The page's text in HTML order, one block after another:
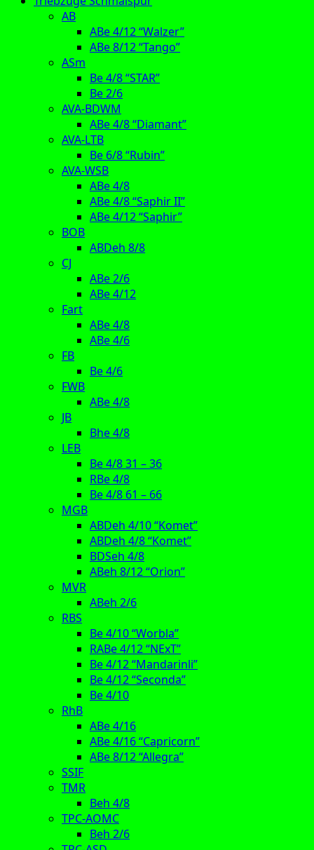
AB
ABe 4/12 “Walzer”
ABe 8/12 “Tango”
ASm
Be 4/8 “STAR”
Be 2/6
AVA-BDWM
ABe 4/8 “Diamant”
AVA-LTB
Be 6/8 “Rubin”
AVA-WSB
ABe 4/8
ABe 4/8 “Saphir II”
ABe 4/12 “Saphir”
BOB
ABDeh 8/8
CJ
ABe 2/6
ABe 4/12
Fart
ABe 4/8
ABe 4/6
FB
Be 4/6
FWB
ABe 4/8
JB
Bhe 4/8
LEB
Be 4/8 31 – 36
RBe 4/8
Be 4/8 61 – 66
MGB
ABDeh 4/10 “Komet”
ABDeh 4/8 “Komet”
BDSeh 4/8
ABeh 8/12 “Orion”
MVR
ABeh 2/6
RBS
Be 4/10 “Worbla”
RABe 4/12 “NExT”
Be 4/12 “Mandarinli”
Be 4/12 “Seconda”
Be 4/10
RhB
ABe 4/16
ABe 4/16 “Capricorn”
ABe 8/12 “Allegra”
SSIF
TMR
Beh 4/8
TPC-AOMC
Beh 2/6